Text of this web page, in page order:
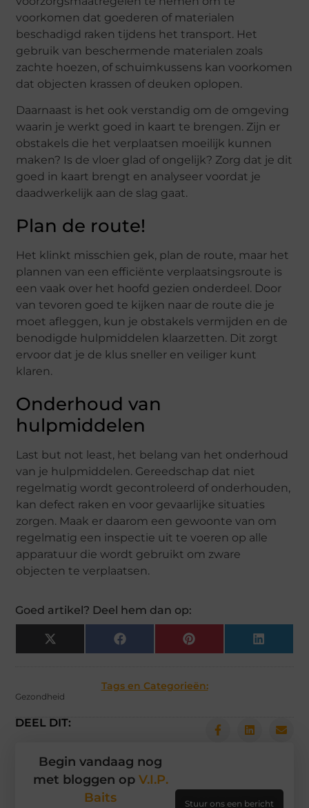
voorkomen dat goederen of materialen
beschadigd raken tijdens het transport. Het
gebruik van beschermende materialen zoals
zachte hoezen, of schuimkussens kan voorkomen
dat objecten krassen of deuken oplopen.
Daarnaast is het ook verstandig om de omgeving
waarin je werkt goed in kaart te brengen. Zijn er
obstakels die het verplaatsen moeilijk kunnen
maken? Is de vloer glad of ongelijk? Zorg dat je dit
goed in kaart brengt en analyseer voordat je
daadwerkelijk aan de slag gaat.
Plan de route!
Het klinkt misschien gek, plan de route, maar het
plannen van een efficiënte verplaatsingsroute is
een vaak over het hoofd gezien onderdeel. Door
van tevoren goed te kijken naar de route die je
moet afleggen, kun je obstakels vermijden en de
benodigde hulpmiddelen klaarzetten. Dit zorgt
ervoor dat je de klus sneller en veiliger kunt
klaren.
Onderhoud van
hulpmiddelen
Last but not least, het belang van het onderhoud
van je hulpmiddelen. Gereedschap dat niet
regelmatig wordt gecontroleerd of onderhouden,
kan defect raken en voor gevaarlijke situaties
zorgen. Maak er daarom een gewoonte van om
regelmatig een inspectie uit te voeren op alle
apparatuur die wordt gebruikt om zware
objecten te verplaatsen.
Goed artikel? Deel hem dan op:
X
(Twitter)
Facebook Pinterest LinkedIn
Tags en Categorieën:
Gezondheid
DEEL DIT:
Begin vandaag nog
met bloggen op V.I.P.
Baits
Stuur ons een bericht